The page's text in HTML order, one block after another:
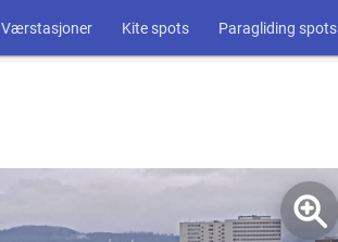
Værstasjoner Kite spots Paragliding spots